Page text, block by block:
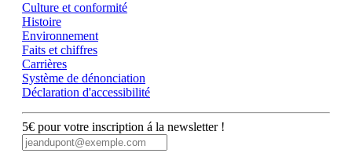
Culture et conformité
Histoire
Environnement
Faits et chiffres
Carrières
Système de dénonciation
Déclaration d'accessibilité
5€ pour votre inscription á la newsletter !